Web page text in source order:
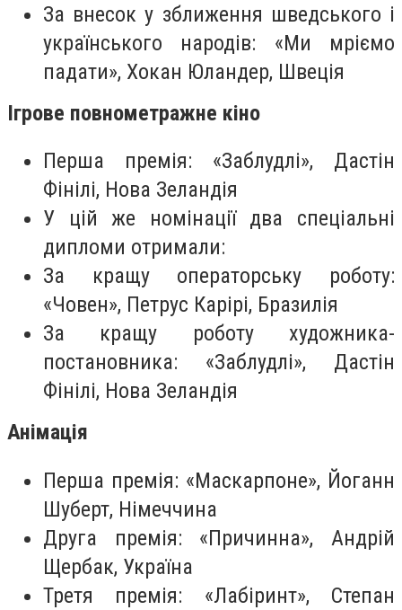
За внесок у зближення шведського і
українського народів: «Ми мріємо
падати», Хокан Юландер, Швеція
Ігрове повнометражне кіно
Перша премія: «Заблудлі», Дастін
Фінілі, Нова Зеландія
У цій же номінації два спеціальні
дипломи отримали:
За кращу операторську роботу:
«Човен», Петрус Карірі, Бразилія
За кращу роботу художника-
постановника: «Заблудлі», Дастін
Фінілі, Нова Зеландія
Анімація
Перша премія: «Маскарпоне», Йоганн
Шуберт, Німеччина
Друга премія: «Причинна», Андрій
Щербак, Україна
Третя премія: «Лабіринт», Степан